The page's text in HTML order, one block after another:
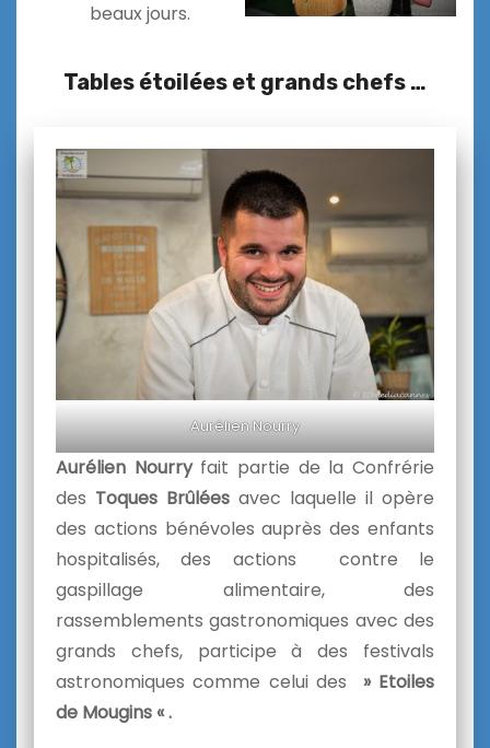
beaux jours.
Tables étoilées et grands chefs …
Aurélien Nourry
Aurélien Nourryfait partie de la Confrérie
des Toques Brûlées avec laquelle il opère
des actions bénévoles auprès des enfants
hospitalisés, des actions contre le
gaspillage alimentaire, des
rassemblements gastronomiques avec des
grands chefs, participe à des festivals
astronomiques comme celui des
» Etoiles
de Mougins « .